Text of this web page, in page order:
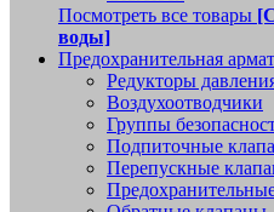
Посмотреть все товары
воды]
Предохранительная
Редукторы
Воздухоотводчики
Группы
Подпиточные
Перепускные